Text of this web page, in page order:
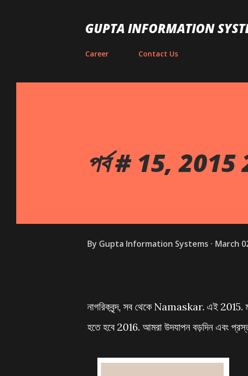
GUPTA INFORMATION
Career Contact Us
পর্ব # 15, 2015
By Gupta Information Systems March
নাগরিকবৃন্দ, সব থেকে Namaskar. এই 2015.
হতে হবে 2016. আমরা উদযাপন বড়দিন এবং